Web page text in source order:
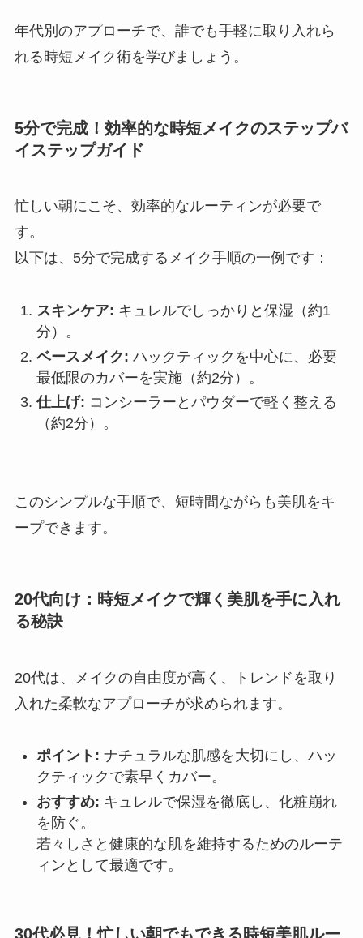
年代別のアプローチで、誰でも手軽に取り入れら
れる時短メイク術を学びましょう。
5分で完成！効率的な時短メイクのステップバ
イステップガイド
忙しい朝にこそ、効率的なルーティンが必要で
す。
以下は、5分で完成するメイク手順の一例です：
スキンケア: キュレルでしっかりと保湿（約1
分）。
ベースメイク: ハックティックを中心に、必要
最低限のカバーを実施（約2分）。
仕上げ: コンシーラーとパウダーで軽く整える
（約2分）。
このシンプルな手順で、短時間ながらも美肌をキ
ープできます。
20代向け：時短メイクで輝く美肌を手に入れ
る秘訣
20代は、メイクの自由度が高く、トレンドを取り
入れた柔軟なアプローチが求められます。
ポイント: ナチュラルな肌感を大切にし、ハッ
クティックで素早くカバー。
おすすめ: キュレルで保湿を徹底し、化粧崩れ
を防ぐ。
若々しさと健康的な肌を維持するためのルーテ
ィンとして最適です。
30代必見！忙しい朝でもできる時短美肌ルー